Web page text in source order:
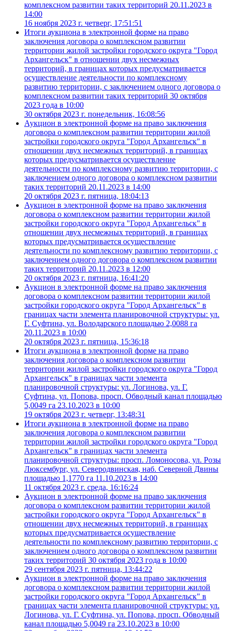
комплексном развитии таких территорий 20.11.2023 в
14:00
16 ноября 2023 г. четверг, 17:51:51
Итоги аукциона в электронной форме на право
заключения договора о комплексном развитии
территории жилой застройки городского округа "Город
Архангельск" в отношении двух несмежных
территорий, в границах которых предусматривается
осуществление деятельности по комплексному
развитию территории, с заключением одного договора о
комплексном развитии таких территорий 30 октября
2023 года в 10:00
30 октября 2023 г. понедельник, 16:08:56
Аукцион в электронной форме на право заключения
договора о комплексном развитии территории жилой
застройки городского округа "Город Архангельск" в
отношении двух несмежных территорий, в границах
которых предусматривается осуществление
деятельности по комплексному развитию территории, с
заключением одного договора о комплексном развитии
таких территорий 20.11.2023 в 14:00
20 октября 2023 г. пятница, 18:04:13
Аукцион в электронной форме на право заключения
договора о комплексном развитии территории жилой
застройки городского округа "Город Архангельск" в
отношении двух несмежных территорий, в границах
которых предусматривается осуществление
деятельности по комплексному развитию территории, с
заключением одного договора о комплексном развитии
таких территорий 20.11.2023 в 12:00
20 октября 2023 г. пятница, 16:41:20
Аукцион в электронной форме на право заключения
договора о комплексном развитии территории жилой
застройки городского округа "Город Архангельск" в
границах части элемента планировочной структуры: ул.
Г. Суфтина, ул. Володарского площадью 2,0088 га
20.11.2023 в 10:00
20 октября 2023 г. пятница, 15:36:18
Итоги аукциона в электронной форме на право
заключения договора о комплексном развитии
территории жилой застройки городского округа "Город
Архангельск" в границах части элемента
планировочной структуры: ул. Логинова, ул. Г.
Суфтина, ул. Попова, просп. Обводный канал площадью
5,0049 га 23.10.2023 в 10:00
19 октября 2023 г. четверг, 13:48:31
Итоги аукциона в электронной форме на право
заключения договора о комплексном развитии
территории жилой застройки городского округа "Город
Архангельск" в границах части элемента
планировочной структуры: просп. Ломоносова, ул. Розы
Люксембург, ул. Северодвинская, наб. Северной Двины
площадью 1,1770 га 11.10.2023 в 14:00
11 октября 2023 г. среда, 16:16:24
Аукцион в электронной форме на право заключения
договора о комплексном развитии территории жилой
застройки городского округа "Город Архангельск" в
отношении двух несмежных территорий, в границах
которых предусматривается осуществление
деятельности по комплексному развитию территории, с
заключением одного договора о комплексном развитии
таких территорий 30 октября 2023 года в 10:00
29 сентября 2023 г. пятница, 13:44:22
Аукцион в электронной форме на право заключения
договора о комплексном развитии территории жилой
застройки городского округа "Город Архангельск" в
границах части элемента планировочной структуры: ул.
Логинова, ул. Г. Суфтина, ул. Попова, просп. Обводный
канал площадью 5,0049 га 23.10.2023 в 10:00